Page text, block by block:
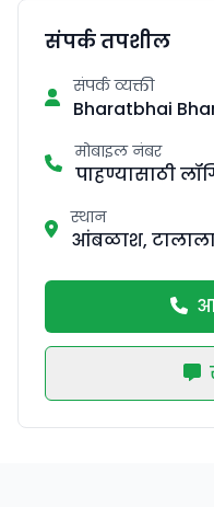
संपर्क तपशील
संपर्क व्यक्ती
Bharatbhai
मोबाइल नंबर
पाहण्यासाठी
स्थान
आंबळाश,